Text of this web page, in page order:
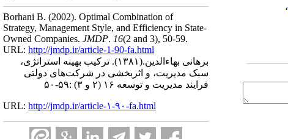
Borhani B. (2002). Optimal Combination of
Strategy, Management Style, and Efficiency in State-
Owned Companies. JMDP. 16(2 and 3), 50-59.
URL: http://jmdp.ir/article-1-90-fa.html
برهانی بهاءالدین.(۱۳۸۱).
ترکیب بهینه استراتژی،
سبک مدیریت، و اثربخشی در شرکت‌های دولتی
فرایند مدیریت و توسعه ۱۶ (۲ و ۳) :۵۹-۵۰
URL: http://jmdp.ir/article-۱-۹۰-fa.html
،